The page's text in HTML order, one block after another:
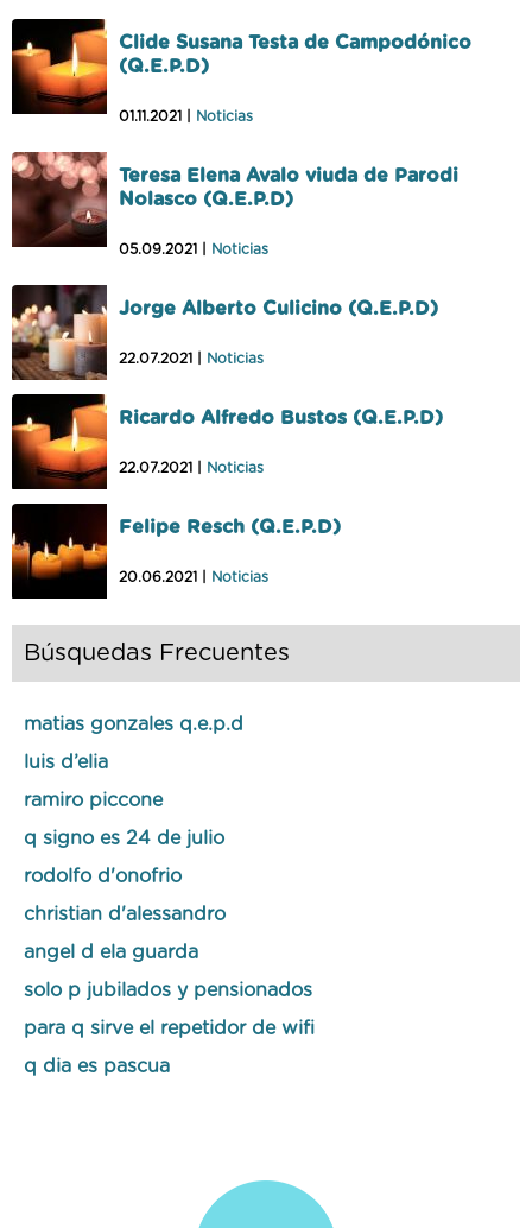
Clide Susana Testa de Campodónico
(Q.E.P.D)
01.11.2021 | Noticias
Teresa Elena Avalo viuda de Parodi
Nolasco (Q.E.P.D)
05.09.2021 | Noticias
Jorge Alberto Culicino (Q.E.P.D)
22.07.2021 | Noticias
Ricardo Alfredo Bustos (Q.E.P.D)
22.07.2021 | Noticias
Felipe Resch (Q.E.P.D)
20.06.2021 | Noticias
Búsquedas Frecuentes
matias gonzales q.e.p.d
luis d’elia
ramiro piccone
q signo es 24 de julio
rodolfo d'onofrio
christian d'alessandro
angel d ela guarda
solo p jubilados y pensionados
para q sirve el repetidor de wifi
q dia es pascua